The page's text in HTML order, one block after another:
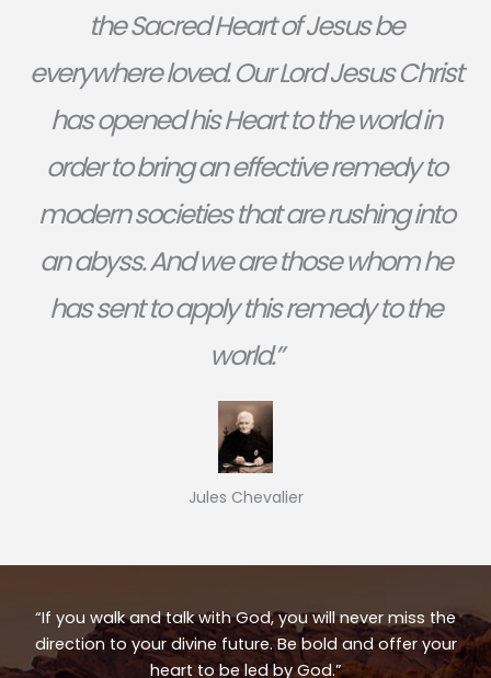
the Sacred Heart of Jesus be
everywhere loved. Our Lord Jesus Christ
has opened his Heart to the world in
order to bring an effective remedy to
modern societies that are rushing into
an abyss. And we are those whom he
has sent to apply this remedy to the
world.”
Jules Chevalier
“If you walk and talk with God, you will never miss the
direction to your divine future. Be bold and offer your
heart to be led by God.”